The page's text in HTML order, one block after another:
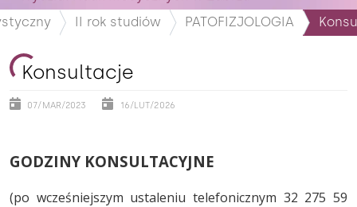
II rok studiów PATOFIZJOLOGIA
Konsultacje
07/MAR/2023 16/LUT/2026
GODZINY KONSULTACYJNE
(po wcześniejszym ustaleniu telefonicznym 32 275 59